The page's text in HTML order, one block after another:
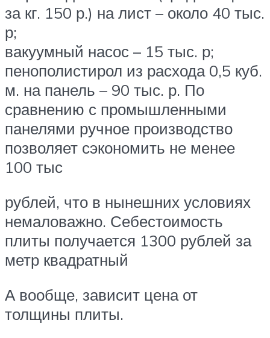
за кг. 150 р.) на лист – около 40 тыс.
р;
вакуумный насос – 15 тыс. р;
пенополистирол из расхода 0,5 куб.
м. на панель – 90 тыс. р. По
сравнению с промышленными
панелями ручное производство
позволяет сэкономить не менее
100 тыс
рублей, что в нынешних условиях
немаловажно. Себестоимость
плиты получается 1300 рублей за
метр квадратный
А вообще, зависит цена от
толщины плиты.